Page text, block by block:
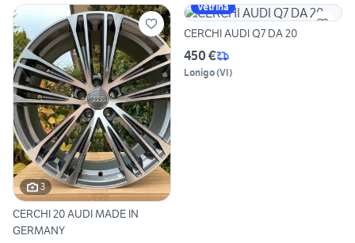
3
CERCHI 20 AUDI MADE IN
GERMANY
Vetrina
CERCHI AUDI Q7 DA 20
450 €
Lonigo(VI)